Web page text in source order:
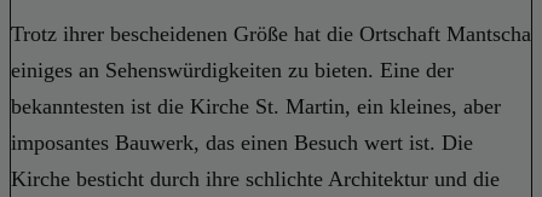
Trotz ihrer bescheidenen Größe hat die Ortschaft Mantscha
einiges an Sehenswürdigkeiten zu bieten. Eine der
bekanntesten ist die Kirche St. Martin, ein kleines, aber
imposantes Bauwerk, das einen Besuch wert ist. Die
Kirche besticht durch ihre schlichte Architektur und die